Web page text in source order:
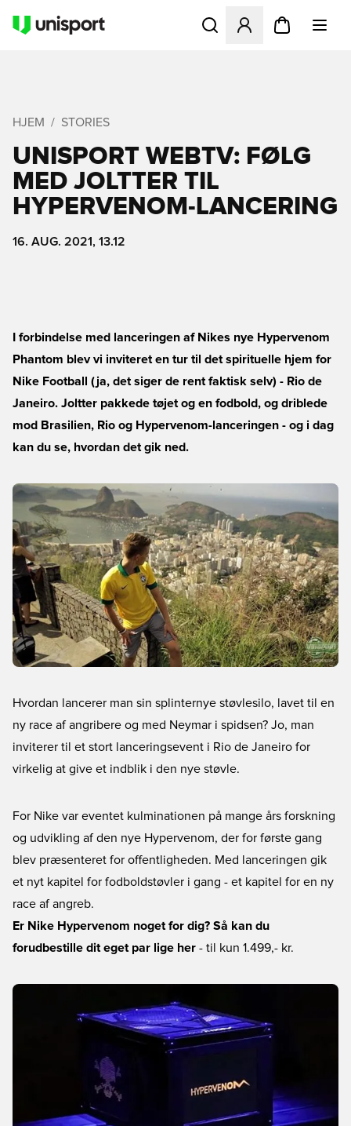
Åbner en Modal til at
HJEM STORIES
UNISPORT WEBTV: FØLG
MED JOLTTER TIL
HYPERVENOM-LANCERING
16. AUG. 2021, 13.12
I forbindelse med lanceringen af Nikes nye Hypervenom
Phantom blev vi inviteret en tur til det spirituelle hjem for
Nike Football (ja, det siger de rent faktisk selv) - Rio de
Janeiro. Joltter pakkede tøjet og en fodbold, og driblede
mod Brasilien, Rio og Hypervenom-lanceringen - og i dag
kan du se, hvordan det gik ned.
Hvordan lancerer man sin splinternye støvlesilo, lavet til en
ny race af angribere og med Neymar i spidsen? Jo, man
inviterer til et stort lanceringsevent i Rio de Janeiro for
virkelig at give et indblik i den nye støvle.
For Nike var eventet kulminationen på mange års forskning
og udvikling af den nye Hypervenom, der for første gang
blev præsenteret for offentligheden. Med lanceringen gik
et nyt kapitel for fodboldstøvler i gang - et kapitel for en ny
race af angreb.
Er Nike Hypervenom noget for dig? Så kan du
forudbestille dit eget par lige her - til kun 1.499,- kr.